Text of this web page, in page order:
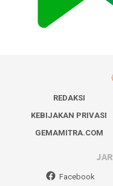
REDAKSI
KEBIJAKAN PRIVASI
GEMAMITRA.COM
Facebook